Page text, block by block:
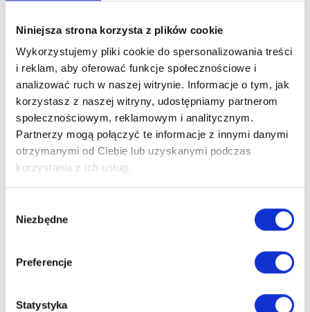
Niniejsza strona korzysta z plików cookie
Wykorzystujemy pliki cookie do spersonalizowania treści
i reklam, aby oferować funkcje społecznościowe i
analizować ruch w naszej witrynie. Informacje o tym, jak
korzystasz z naszej witryny, udostępniamy partnerom
społecznościowym, reklamowym i analitycznym.
Partnerzy mogą połączyć te informacje z innymi danymi
otrzymanymi od Ciebie lub uzyskanymi podczas
korzystania z ich usług.
zgody
Niezbędne
Preferencje
Statystyka
EXTREME dostępne są w wersji trzy lub cztero
segmentowej(w zależności od wymiarów).
Wyposażone w ocieplaną klapę zamykającą są doskonałym
rozwiązaniem również w pomieszczeniach nieocieplanych.
4STEP: EXTREME to wygoda,
bezpieczeństwo i estetyczny
wygląd.
Dokładamy wszelkich starań by zakupione przedmioty dotarły
całości.
ochronnąistyropian
pełnowartościowego